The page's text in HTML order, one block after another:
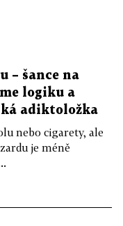
– šance na
logiku a
adiktoložka
nebo cigarety, ale
je méně